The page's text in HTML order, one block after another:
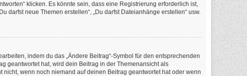
klicken. Es könnte sein, dass eine Registrierung erforderlich ist,
darfst neue Themen erstellen“, „Du darfst Dateianhänge erstellen“ usw.
indem du das „Ändere Beitrag“-Symbol für den entsprechenden
geantwortet hat, wird dein Beitrag in der Themenansicht als
wenn noch niemand auf deinen Beitrag geantwortet hat oder wenn